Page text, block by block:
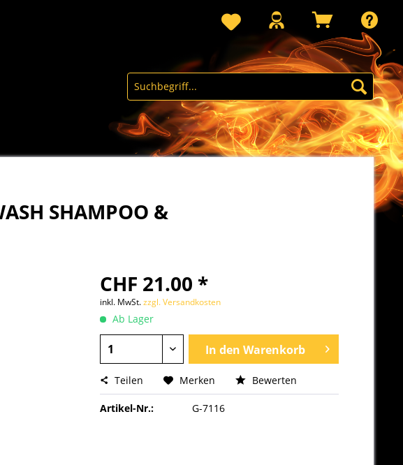
SHAMPOO &
CHF 21.00 *
inkl. MwSt.zzgl. Versandkosten
Ab Lager
In den Warenkorb
Teilen Merken Bewerten
Artikel-Nr.: G-7116